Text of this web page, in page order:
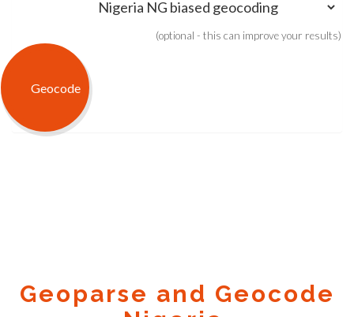
(optional - this can improve your results)
Geoparse and Geocode